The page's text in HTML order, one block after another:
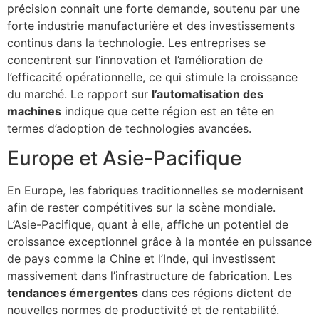
précision connaît une forte demande, soutenu par une
forte industrie manufacturière et des investissements
continus dans la technologie. Les entreprises se
concentrent sur l’innovation et l’amélioration de
l’efficacité opérationnelle, ce qui stimule la croissance
du marché. Le rapport sur l’automatisation des
machines indique que cette région est en tête en
termes d’adoption de technologies avancées.
Europe et Asie-Pacifique
En Europe, les fabriques traditionnelles se modernisent
afin de rester compétitives sur la scène mondiale.
L’Asie-Pacifique, quant à elle, affiche un potentiel de
croissance exceptionnel grâce à la montée en puissance
de pays comme la Chine et l’Inde, qui investissent
massivement dans l’infrastructure de fabrication. Les
tendances émergentes dans ces régions dictent de
nouvelles normes de productivité et de rentabilité.